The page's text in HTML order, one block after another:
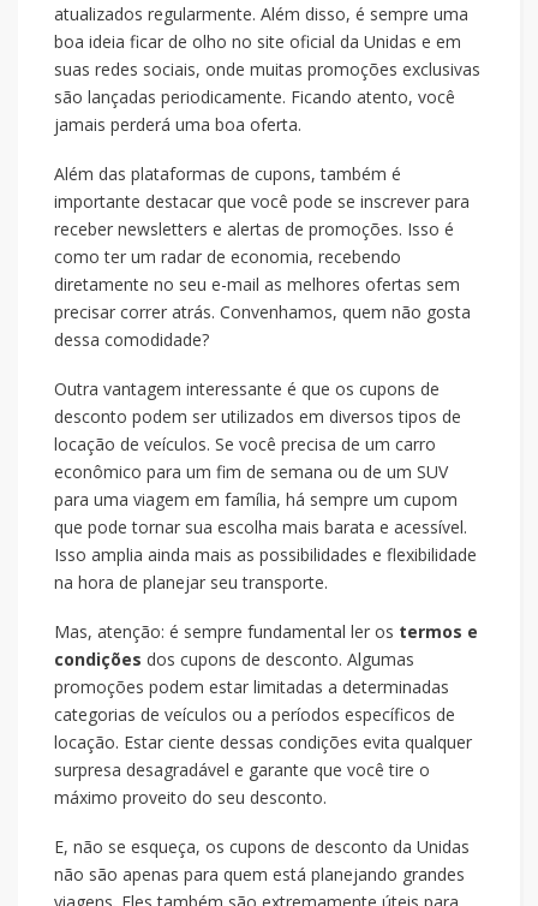
atualizados regularmente. Além disso, é sempre uma
boa ideia ficar de olho no site oficial da Unidas e em
suas redes sociais, onde muitas promoções exclusivas
são lançadas periodicamente. Ficando atento, você
jamais perderá uma boa oferta.
Além das plataformas de cupons, também é
importante destacar que você pode se inscrever para
receber newsletters e alertas de promoções. Isso é
como ter um radar de economia, recebendo
diretamente no seu e-mail as melhores ofertas sem
precisar correr atrás. Convenhamos, quem não gosta
dessa comodidade?
Outra vantagem interessante é que os cupons de
desconto podem ser utilizados em diversos tipos de
locação de veículos. Se você precisa de um carro
econômico para um fim de semana ou de um SUV
para uma viagem em família, há sempre um cupom
que pode tornar sua escolha mais barata e acessível.
Isso amplia ainda mais as possibilidades e flexibilidade
na hora de planejar seu transporte.
Mas, atenção: é sempre fundamental ler os termos e
condições dos cupons de desconto. Algumas
promoções podem estar limitadas a determinadas
categorias de veículos ou a períodos específicos de
locação. Estar ciente dessas condições evita qualquer
surpresa desagradável e garante que você tire o
máximo proveito do seu desconto.
E, não se esqueça, os cupons de desconto da Unidas
não são apenas para quem está planejando grandes